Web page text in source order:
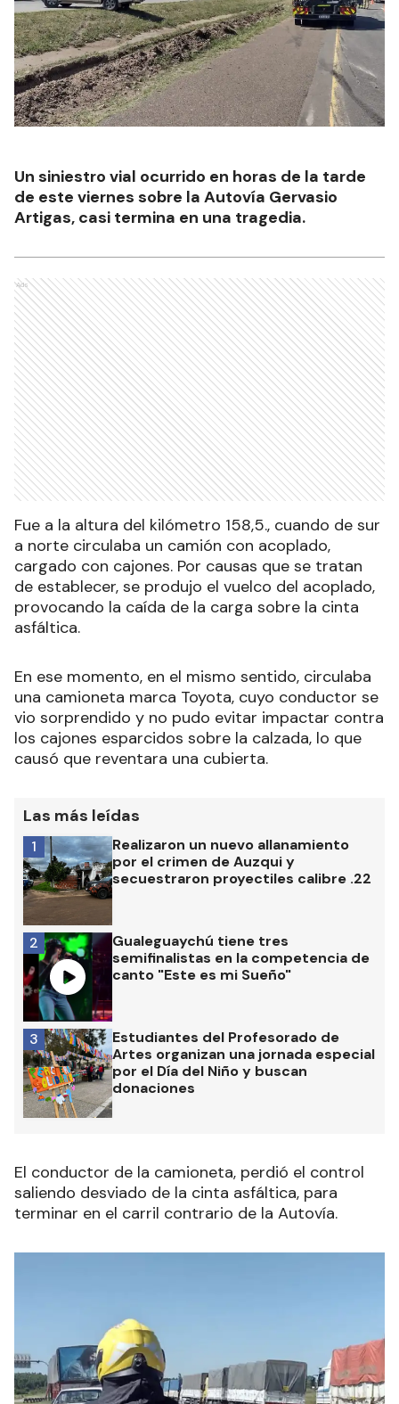
Un siniestro vial ocurrido en horas de la tarde
de este viernes sobre la Autovía Gervasio
Artigas, casi termina en una tragedia.
Ads
Fue a la altura del kilómetro 158,5., cuando de sur
a norte circulaba un camión con acoplado,
cargado con cajones. Por causas que se tratan
de establecer, se produjo el vuelco del acoplado,
provocando la caída de la carga sobre la cinta
asfáltica.
En ese momento, en el mismo sentido, circulaba
una camioneta marca Toyota, cuyo conductor se
vio sorprendido y no pudo evitar impactar contra
los cajones esparcidos sobre la calzada, lo que
causó que reventara una cubierta.
Las más leídas
Realizaron un nuevo allanamiento
por el crimen de Auzqui y
secuestraron proyectiles calibre .22
1
Gualeguaychú tiene tres
semifinalistas en la competencia de
canto "Este es mi Sueño"
2
Estudiantes del Profesorado de
Artes organizan una jornada especial
por el Día del Niño y buscan
donaciones
3
El conductor de la camioneta, perdió el control
saliendo desviado de la cinta asfáltica, para
terminar en el carril contrario de la Autovía.